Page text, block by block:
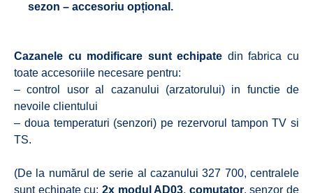
sezon – accesoriu opțional.
Cazanele cu modificare sunt echipate din fabrica cu
toate accesoriile necesare pentru:
– control usor al cazanului (arzatorului) in functie de
nevoile clientului
– doua temperaturi (senzori) pe rezervorul tampon TV si
TS.
(De la numărul de serie al cazanului 327 700, centralele
sunt echipate cu: 2x modul AD03, comutator, senzor de